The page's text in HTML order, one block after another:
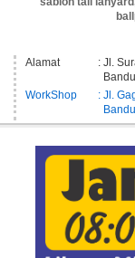
Alamat
: Jl.
WorkShop
: Jl.